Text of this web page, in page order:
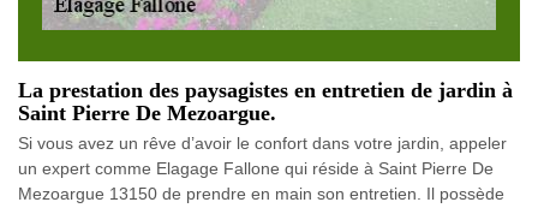
La prestation des paysagistes en entretien de jardin à
Saint Pierre De Mezoargue.
Si vous avez un rêve d’avoir le confort dans votre jardin, appeler
un expert comme Elagage Fallone qui réside à Saint Pierre De
Mezoargue 13150 de prendre en main son entretien. Il possède